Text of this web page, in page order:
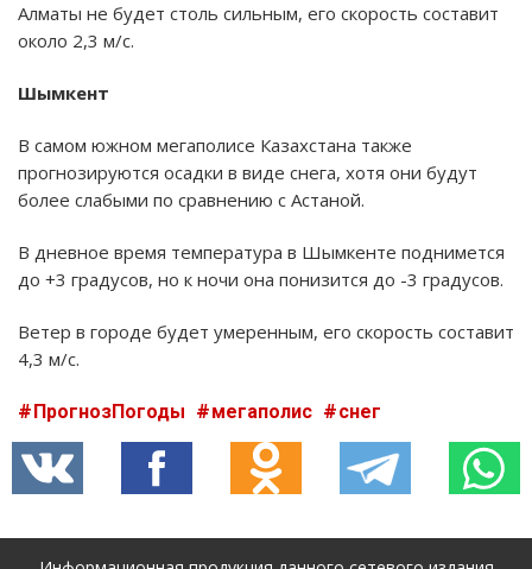
Алматы не будет столь сильным, его скорость составит
около 2,3 м/с.
Шымкент
В самом южном мегаполисе Казахстана также
прогнозируются осадки в виде снега, хотя они будут
более слабыми по сравнению с Астаной.
В дневное время температура в Шымкенте поднимется
до +3 градусов, но к ночи она понизится до -3 градусов.
Ветер в городе будет умеренным, его скорость составит
4,3 м/с.
ПрогнозПогоды мегаполис снег